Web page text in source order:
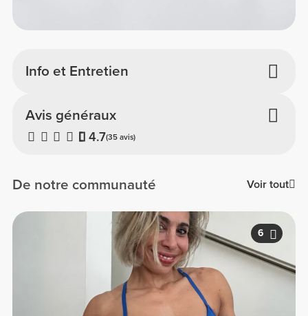
Info et Entretien
Avis généraux
4.7(35 avis)
De notre communauté Voir tout
6